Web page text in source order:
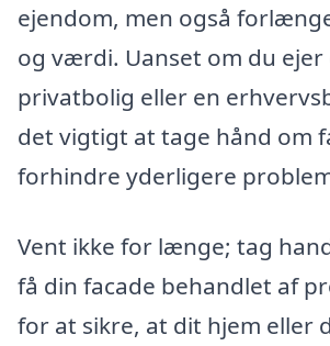
ejendom, men også
og værdi. Uanset om du ejer
privatbolig eller en
det vigtigt at tage hånd om
forhindre yderligere
Vent ikke for længe; tag
få din facade behandlet af
for at sikre, at dit hjem eller